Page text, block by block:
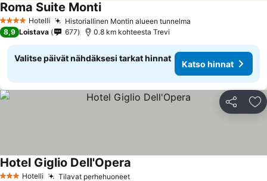
4 Tähtiluokitus
Hotelli Historiallinen Montin alueen tunnelma
Roma Suite MontiKatso hinnat
8,9 Loistava 677 0.8 km kohteesta Trevi
Valitse päivät nähdäksesi tarkat hinnat
Katso hinnat
Jaa
Hotelli Tilavat perhehuoneetKatso hinnat
Hotel Giglio Dell'Opera